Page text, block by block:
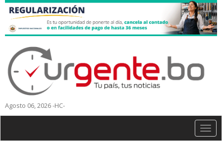
Agosto 06, 2026 -HC-